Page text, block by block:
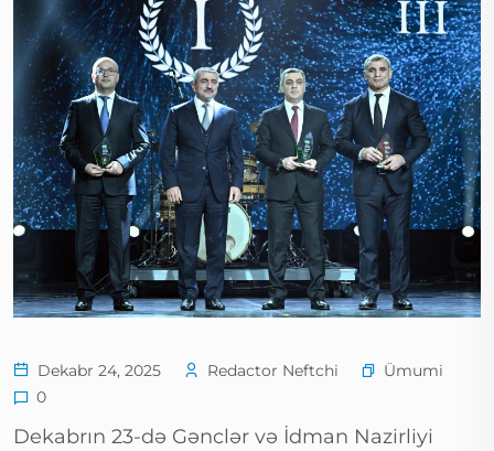
Dekabr 24, 2025 Redactor Neftchi
Ümumi
0
Dekabrın 23-də Gənclər və İdman Nazirliyi